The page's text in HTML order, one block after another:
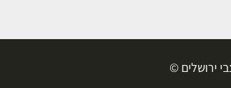
ירושלים ©